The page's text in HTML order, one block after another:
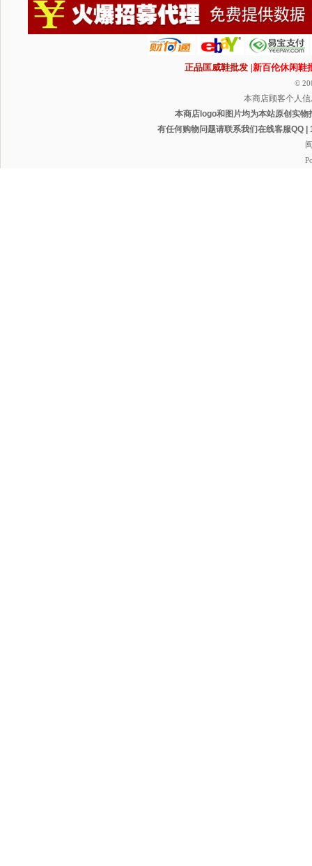
正品匡威鞋批发 |新百伦休闲鞋
©
本商店顾客个人
本商店logo和图片均为本站原创实
有任何购物问题请联系我们在线客服QQ